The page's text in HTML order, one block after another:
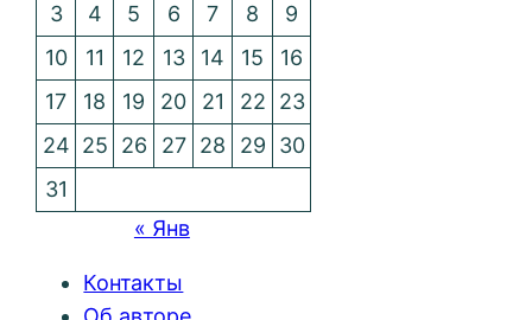
3
4 5 6 7 8
9
10
11 12 13 14 15
16
17
18 19 20 21 22
23
24 25 26 27 28 29
30
31
« Янв
Контакты